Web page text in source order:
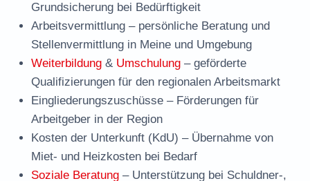
Grundsicherung bei Bedürftigkeit
Arbeitsvermittlung – persönliche Beratung und
Stellenvermittlung in Meine und Umgebung
Weiterbildung & Umschulung – geförderte
Qualifizierungen für den regionalen Arbeitsmarkt
Eingliederungszuschüsse – Förderungen für
Arbeitgeber in der Region
Kosten der Unterkunft (KdU) – Übernahme von
Miet- und Heizkosten bei Bedarf
Soziale Beratung – Unterstützung bei Schuldner-,